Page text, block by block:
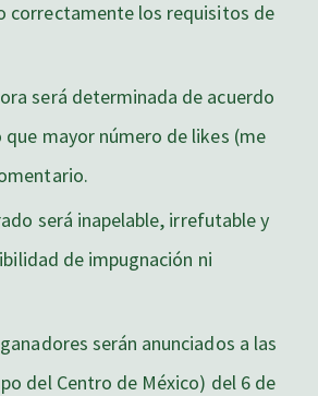
correctamente los requisitos de
será determinada de acuerdo
mayor número de likes (me
será inapelable, irrefutable y
de impugnación ni
serán anunciados a las
del Centro de México) del 6 de